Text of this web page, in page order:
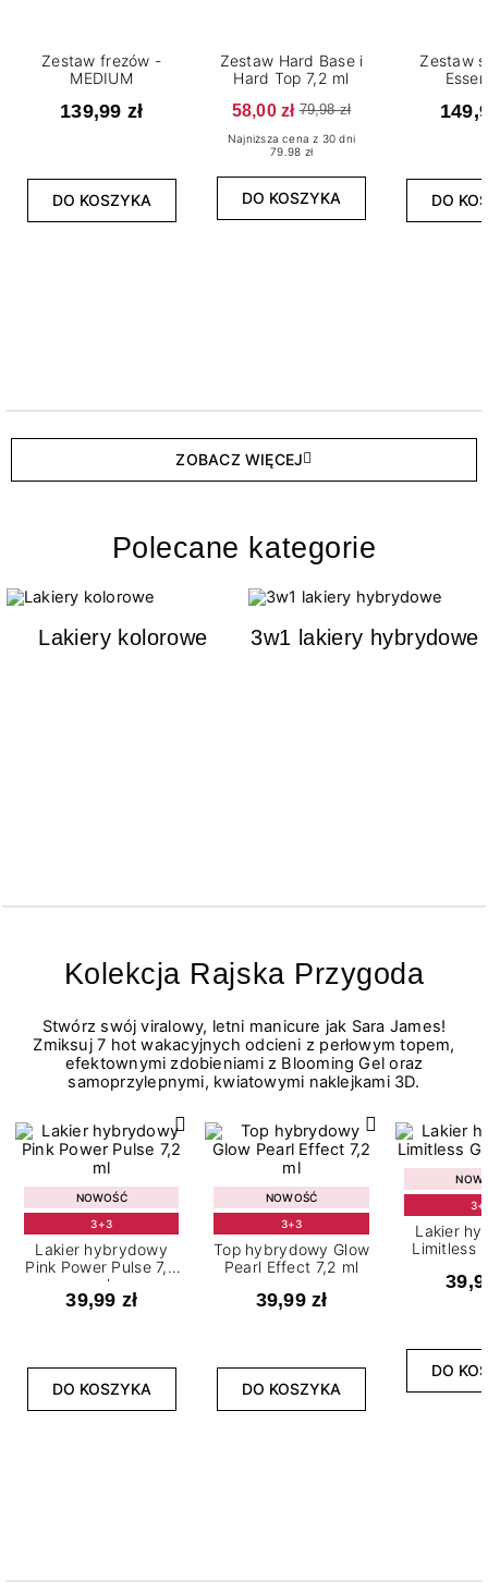
Zestaw frezów -
MEDIUM
139,99 zł
DO KOSZYKA
Zestaw Hard Base i
Hard Top 7,2 ml
58,00 zł 79,98 zł
Najniższa cena z 30 dni
79.98 zł
DO KOSZYKA
Zestaw
DO
ZOBACZ WIĘCEJ
Polecane kategorie
Lakiery kolorowe 3w1 lakiery hybrydowe
Kolekcja Rajska Przygoda
Stwórz swój viralowy, letni manicure jak Sara James!
Zmiksuj 7 hot wakacyjnych odcieni z perłowym topem,
efektownymi zdobieniami z Blooming Gel oraz
samoprzylepnymi, kwiatowymi naklejkami 3D.
NOWOŚĆ
3+3
Lakier hybrydowy
Pink Power Pulse 7,2
ml
39,99 zł
DO KOSZYKA
NOWOŚĆ
3+3
Top hybrydowy Glow
Pearl Effect 7,2 ml
39,99 zł
DO KOSZYKA
Lakier
Limitless
DO